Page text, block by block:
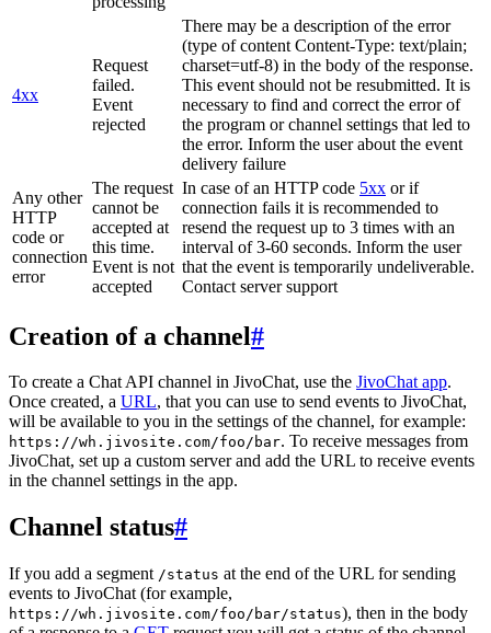
4xx
Request
failed.
Event
rejected
There may be a description of the error
(type of content Content-Type: text/plain;
charset=utf-8) in the body of the response.
This event should not be resubmitted. It is
necessary to find and correct the error of
the program or channel settings that led to
the error. Inform the user about the event
delivery failure
Any other
HTTP
code or
connection
error
The request
cannot be
accepted at
this time.
Event is not
accepted
In case of an HTTP code 5xx or if
connection fails it is recommended to
resend the request up to 3 times with an
interval of 3-60 seconds. Inform the user
that the event is temporarily undeliverable.
Contact server support
Creation of a channel#
To create a Chat API channel in JivoChat, use the JivoChat app.
Once created, a URL, that you can use to send events to JivoChat,
will be available to you in the settings of the channel, for example:
https://wh.jivosite.com/foo/bar. To receive messages from
JivoChat, set up a custom server and add the URL to receive events
in the channel settings in the app.
Channel status#
If you add a segment /status at the end of the URL for sending
events to JivoChat (for example,
https://wh.jivosite.com/foo/bar/status), then in the body